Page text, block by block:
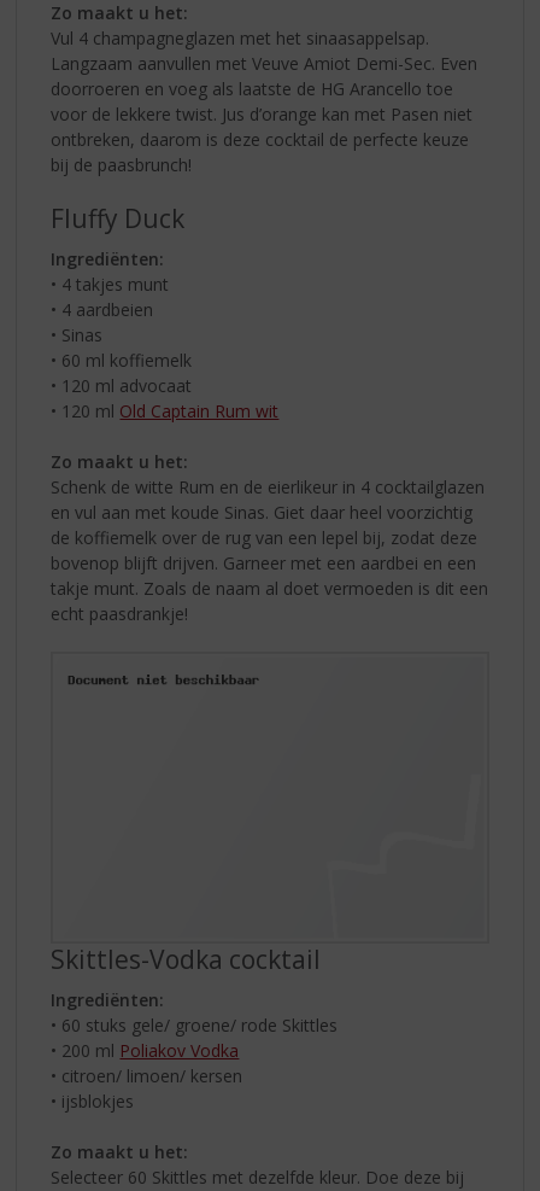
Zo maakt u het:
Vul 4 champagneglazen met het sinaasappelsap.
Langzaam aanvullen met Veuve Amiot Demi-Sec. Even
doorroeren en voeg als laatste de HG Arancello toe
voor de lekkere twist. Jus d’orange kan met Pasen niet
ontbreken, daarom is deze cocktail de perfecte keuze
bij de paasbrunch!
Fluffy Duck
Ingrediënten:
• 4 takjes munt
• 4 aardbeien
• Sinas
• 60 ml koffiemelk
• 120 ml advocaat
• 120 ml Old Captain Rum wit
Zo maakt u het:
Schenk de witte Rum en de eierlikeur in 4 cocktailglazen
en vul aan met koude Sinas. Giet daar heel voorzichtig
de koffiemelk over de rug van een lepel bij, zodat deze
bovenop blijft drijven. Garneer met een aardbei en een
takje munt. Zoals de naam al doet vermoeden is dit een
echt paasdrankje!
Skittles-Vodka cocktail
Ingrediënten:
• 60 stuks gele/ groene/ rode Skittles
• 200 ml Poliakov Vodka
• citroen/ limoen/ kersen
• ijsblokjes
Zo maakt u het:
Selecteer 60 Skittles met dezelfde kleur. Doe deze bij